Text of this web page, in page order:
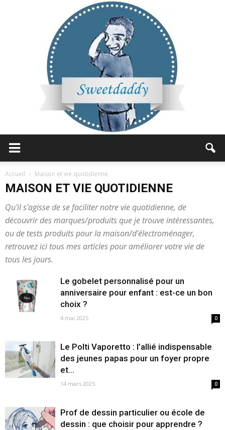
Accueil Maison et vie quotidienne
MAISON ET VIE QUOTIDIENNE
Qu'il s'agisse de se faciliter notre vie quotidienne, de
découvrir des marques/produits que je trouve intéressantes,
ou de tests produits pour la maison/d'électroménager,
retrouvez ici tous mes articles pour améliorer votre vie de
tous les jours.
Le gobelet personnalisé pour un
anniversaire pour enfant : est-ce un bon
choix ?
4 mai 2025 0
Le Polti Vaporetto : l’allié indispensable
des jeunes papas pour un foyer propre
et...
14 mars 2025 0
Prof de dessin particulier ou école de
dessin : que choisir pour apprendre ?